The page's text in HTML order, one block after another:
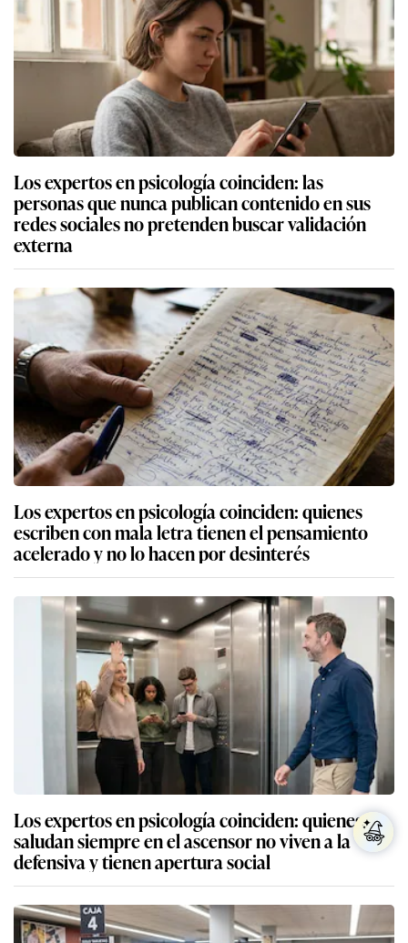
Los expertos en psicología coinciden: las
personas que nunca publican contenido en sus
redes sociales no pretenden buscar validación
externa
Los expertos en psicología coinciden: quienes
escriben con mala letra tienen el pensamiento
acelerado y no lo hacen por desinterés
Los expertos en psicología coinciden: quienes
saludan siempre en el ascensor no viven a la
defensiva y tienen apertura social